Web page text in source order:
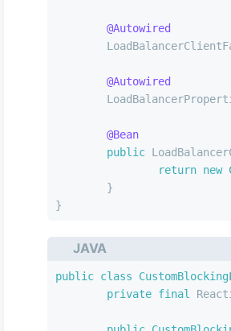
@Autowired
@Autowired
@Bean
public
return new
	}
}
JAVA
public class
private final